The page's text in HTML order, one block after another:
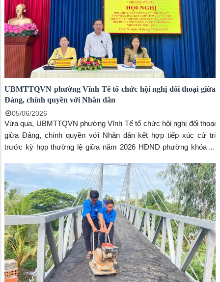
UBMTTQVN phường Vĩnh Tế tổ chức hội nghị đối thoại giữa
Đảng, chính quyền với Nhân dân
05/06/2026
Vừa qua, UBMTTQVN phường Vĩnh Tế tổ chức hội nghị đối thoại
giữa Đảng, chính quyền với Nhân dân kết hợp tiếp xúc cử tri
trước kỳ họp thường lệ giữa năm 2026 HĐND phường khóa II,
Công Cường, Bí thư Đảng ủy, Chủ tịch HĐND phường, đồng chí
Ngô Thị Mỹ Ngọc, phó Bí thư Đảng ủy, Chủ tịch UBND phường,
bà Huỳnh Thị Thu Trang, Chủ tịch UBMTTQVN phường.